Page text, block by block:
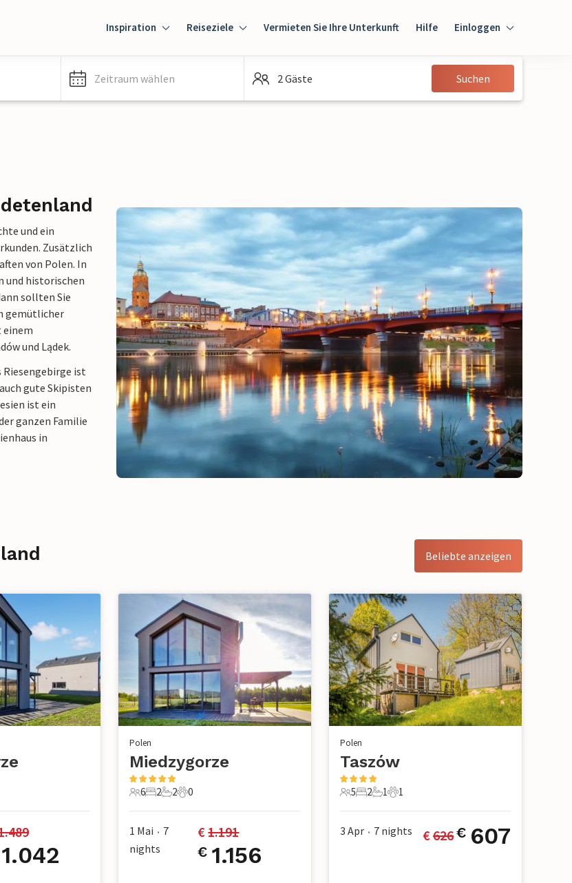
Inspiration Reiseziele Vermieten Sie Ihre Unterkunft Hilfe Einloggen
Einloggen
Gast
Zeitraum wählen 2 Gäste Suchen
und ein
Zusätzlich
von Polen. In
und historischen
sollten Sie
gemütlicher
einem
und Lądek.
Riesengebirge ist
gute Skipisten
ist ein
ganzen Familie
in
Beliebte anzeigen
1.042
Polen
Miedzygorze
6 Gäste
6
2 Schlafzimmer
2
2 Badezimmer
2
0 Haustiere
0
1 Mai • 7
nights
€ 1.191
€ 1.156
Polen
Taszów
5 Gäste
5
2 Schlafzimmer
2
1 Badezimmer
1
1 Haustier
1
3 Apr • 7 nights € 626€ 607